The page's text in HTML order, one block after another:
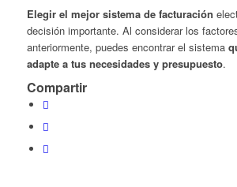
Elegir el mejor sistema de facturación
decisión importante. Al considerar los
anteriormente, puedes encontrar el sistema
adapte a tus necesidades y presupuesto.
Compartir